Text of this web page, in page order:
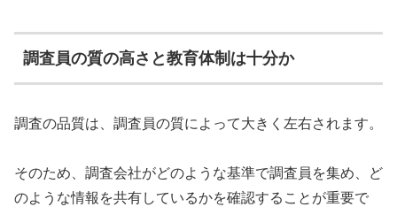
調査員の質の高さと教育体制は十分か
調査の品質は、調査員の質によって大きく左右されます。
そのため、調査会社がどのような基準で調査員を集め、ど
のような情報を共有しているかを確認することが重要で